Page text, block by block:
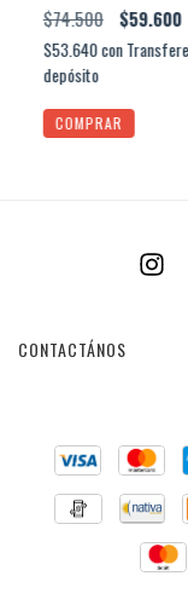
$74.500 $59.600
$53.640con
depósito
COMPRAR
CONTACTÁNOS